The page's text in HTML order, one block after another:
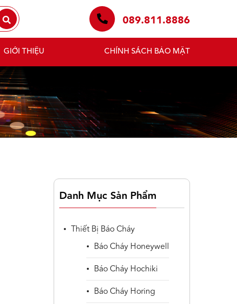
089.811.8886
GIỚI THIỆU CHÍNH SÁCH BẢO MẬT
Danh Mục Sản Phẩm
Thiết Bị Báo Cháy
Báo Cháy Honeywell
Báo Cháy Hochiki
Báo Cháy Horing